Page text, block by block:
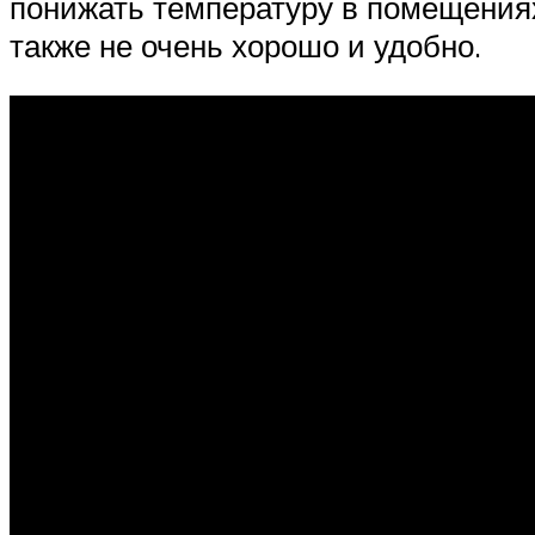
также не очень хорошо и удобно.